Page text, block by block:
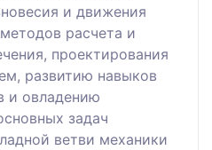
и движения
расчета и
проектирования
развитию навыков
и овладению
задач
ветви механики